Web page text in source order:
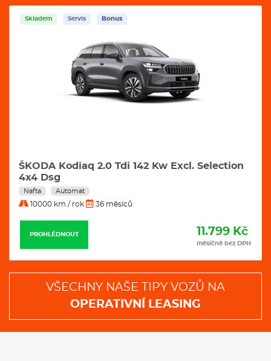
Tdi 142 Kw Excl. Selection
ŠKODA Kodiaq 2.0
PROHLÉDNOUT
VŠECHNY NAŠE TIPY VOZŮ NA
OPERATIVNÍ LEASING